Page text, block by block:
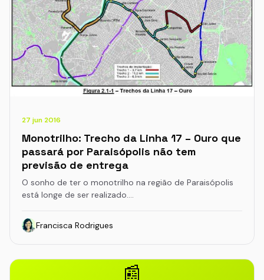
27 jun 2016
Monotrilho: Trecho da Linha 17 – Ouro que
passará por Paraisópolis não tem
previsão de entrega
O sonho de ter o monotrilho na região de Paraisópolis
está longe de ser realizado.…
Francisca Rodrigues
📰